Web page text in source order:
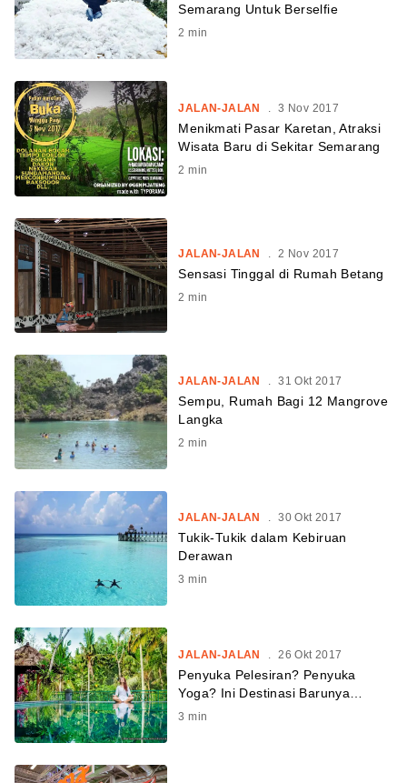
Semarang Untuk Berselfie
2 min
JALAN-JALAN 3 Nov 2017
Menikmati Pasar Karetan, Atraksi
Wisata Baru di Sekitar Semarang
2 min
JALAN-JALAN . 2 Nov 2017
Sensasi Tinggal di Rumah Betang
2 min
JALAN-JALAN . 31 Okt 2017
Sempu, Rumah Bagi 12 Mangrove
Langka
2 min
JALAN-JALAN . 30 Okt 2017
Tukik-Tukik dalam Kebiruan
Derawan
3 min
JALAN-JALAN 26 Okt 2017
Penyuka Pelesiran? Penyuka
Yoga? Ini Destinasi Barunya…
3 min